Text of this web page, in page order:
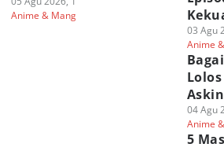
Anime & Manga
Anime & Manga
03 Agu
Anime
04 Agu
Anime
5